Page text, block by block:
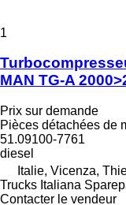
1
MAN TG-A
Prix sur demande
Pièces détachées de
51.09100-7761
diesel
Italie, Vicenza,
Trucks Italiana
Contacter le vendeur